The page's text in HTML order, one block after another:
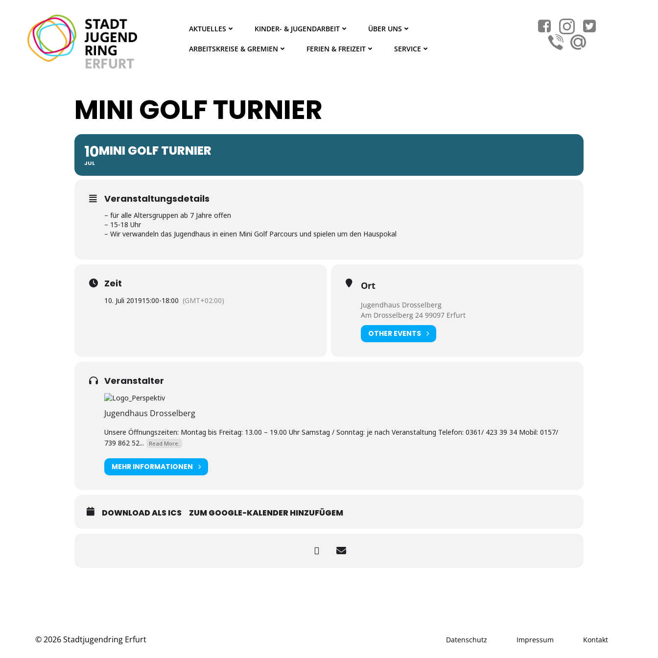
springen
AKTUELLES KINDER- & JUGENDARBEIT ÜBER UNS
ARBEITSKREISE & GREMIEN FERIEN & FREIZEIT SERVICE
MINI GOLF TURNIER
10
JUL
MINI GOLF TURNIER
Veranstaltungsdetails
– für alle Altersgruppen ab 7 Jahre offen
– 15-18 Uhr
– Wir verwandeln das Jugendhaus in einen Mini Golf Parcours und spielen um den Hauspokal
Zeit
10. Juli 201915:00-18:00 (GMT+02:00)
Ort
Jugendhaus Drosselberg
Am Drosselberg 24 99097 Erfurt
OTHER EVENTS
Veranstalter
Jugendhaus Drosselberg
Unsere Öffnungszeiten: Montag bis Freitag: 13.00 – 19.00 Uhr Samstag / Sonntag: je nach Veranstaltung Telefon: 0361/ 423 39 34 Mobil: 0157/
739 862 52...
Read More.
MEHR INFORMATIONEN
DOWNLOAD ALS ICS ZUM GOOGLE-KALENDER HINZUFÜGEM
© 2026 Stadtjugendring Erfurt Datenschutz Impressum Kontakt